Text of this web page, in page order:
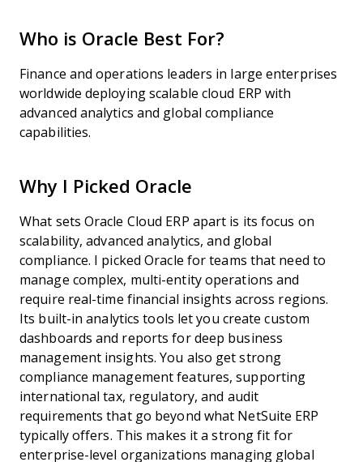
Who is Oracle Best For?
Finance and operations leaders in large enterprises
worldwide deploying scalable cloud ERP with
advanced analytics and global compliance
capabilities.
Why I Picked Oracle
What sets Oracle Cloud ERP apart is its focus on
scalability, advanced analytics, and global
compliance. I picked Oracle for teams that need to
manage complex, multi-entity operations and
require real-time financial insights across regions.
Its built-in analytics tools let you create custom
dashboards and reports for deep business
management insights. You also get strong
compliance management features, supporting
international tax, regulatory, and audit
requirements that go beyond what NetSuite ERP
typically offers. This makes it a strong fit for
enterprise-level organizations managing global